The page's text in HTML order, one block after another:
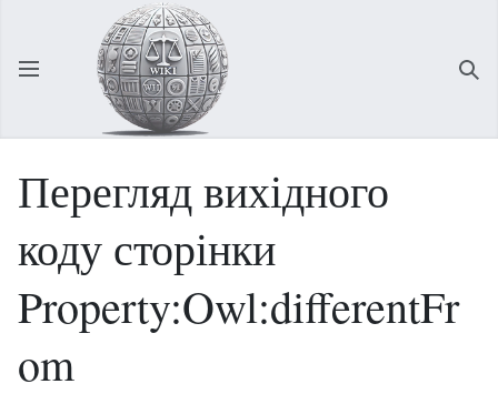
Відкрити головне меню
Перегляд вихідного
коду сторінки
Property:Owl:differentFr
om